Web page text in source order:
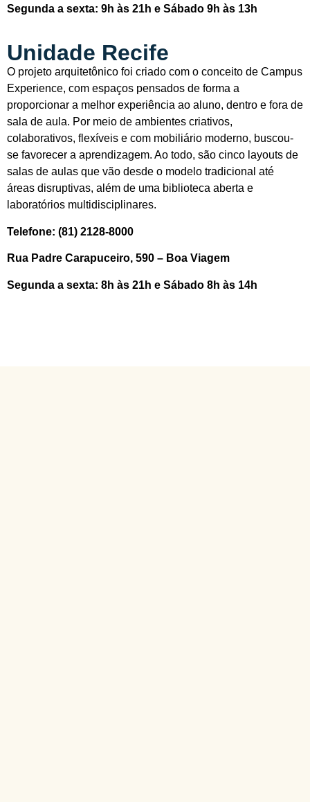
Segunda a sexta: 9h às 21h e Sábado 9h às 13h
Unidade Recife
O projeto arquitetônico foi criado com o conceito de Campus
Experience, com espaços pensados de forma a
proporcionar a melhor experiência ao aluno, dentro e fora de
sala de aula. Por meio de ambientes criativos,
colaborativos, flexíveis e com mobiliário moderno, buscou-
se favorecer a aprendizagem. Ao todo, são cinco layouts de
salas de aulas que vão desde o modelo tradicional até
áreas disruptivas, além de uma biblioteca aberta e
laboratórios multidisciplinares.
Telefone: (81) 2128-8000
Rua Padre Carapuceiro, 590 – Boa Viagem
Segunda a sexta: 8h às 21h e Sábado 8h às 14h